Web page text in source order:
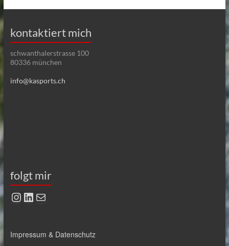
kontaktiert mich
schwanthalerstrasse 100
80336 münchen
info@kasports.ch
folgt mir
Instagram
LinkedIn
E-Mail
Impressum & Datenschutz